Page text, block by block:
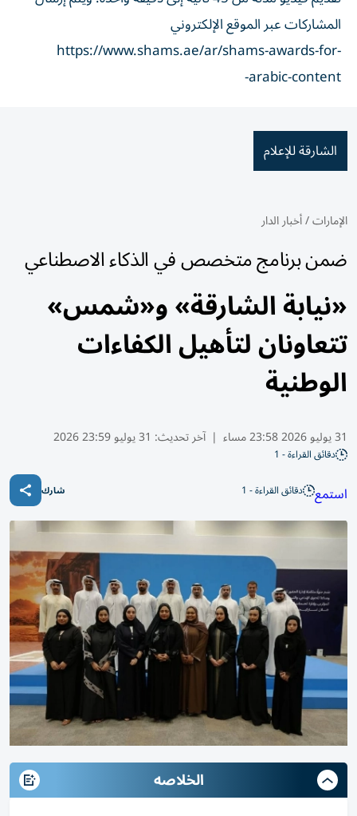
المشاركات عبر الموقع الإلكتروني
https://www.shams.ae/ar/shams-awards-for-
arabic-content-
الشارقة للإعلام
الإمارات/أخبار الدار
ضمن برنامج متخصص في الذكاء الاصطناعي
«نيابة الشارقة» و«شمس»
تتعاونان لتأهيل الكفاءات
الوطنية
31 يوليو 2026 23:58 مساء | آخر تحديث: 31 يوليو 23:59 2026
دقائق القراءة - 1
استمع دقائق القراءة - 1 شارك
الخلاصه